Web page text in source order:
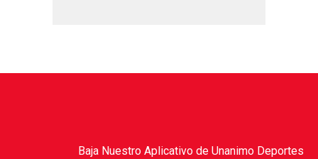
Baja Nuestro Aplicativo de Unanimo Deportes